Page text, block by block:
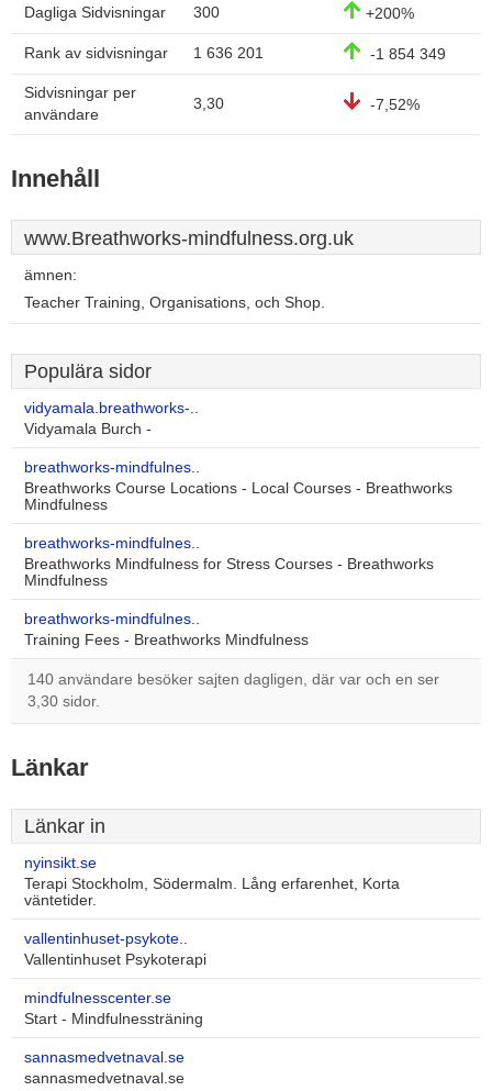
Dagliga Sidvisningar 300 +200%
Rank av sidvisningar 1 636 201 -1 854 349
Sidvisningar per
användare
3,30 -7,52%
Innehåll
www.Breathworks-mindfulness.org.uk
ämnen:
Teacher Training, Organisations, och Shop.
Populära sidor
vidyamala.breathworks-..
Vidyamala Burch -
breathworks-mindfulnes..
Breathworks Course Locations - Local Courses - Breathworks
Mindfulness
breathworks-mindfulnes..
Breathworks Mindfulness for Stress Courses - Breathworks
Mindfulness
breathworks-mindfulnes..
Training Fees - Breathworks Mindfulness
140 användare besöker sajten dagligen, där var och en ser
3,30 sidor.
Länkar
Länkar in
nyinsikt.se
Terapi Stockholm, Södermalm. Lång erfarenhet, Korta
väntetider.
vallentinhuset-psykote..
Vallentinhuset Psykoterapi
mindfulnesscenter.se
Start - Mindfulnessträning
sannasmedvetnaval.se
sannasmedvetnaval.se